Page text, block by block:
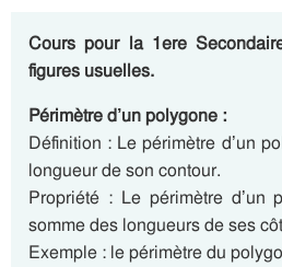
Cours pour la 1ere
figures usuelles.
Périmètre d’un polygone :
Définition : Le périmètre d’un
longueur de son contour.
Propriété : Le périmètre d’un
somme des longueurs de ses
Exemple : le périmètre du